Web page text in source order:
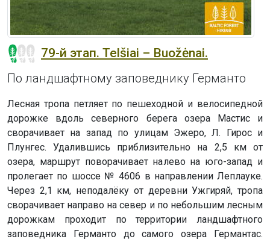
79-й этап. Telšiai – Buožėnai.
По ландшафтному заповеднику Германто
Лесная тропа петляет по пешеходной и велосипедной
дорожке вдоль северного берега озера Мастис и
сворачивает на запад по улицам Эжеро, Л. Гирос и
Плунгес. Удалившись приблизительно на 2,5 км от
озера, маршрут поворачивает налево на юго-запад и
пролегает по шоссе № 4606 в направлении Леплауке.
Через 2,1 км, неподалёку от деревни Ужгиряй, тропа
сворачивает направо на север и по небольшим лесным
дорожкам проходит по территории ландшафтного
заповедника Германто до самого озера Германтас.